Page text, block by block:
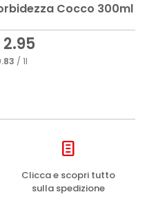
Cocco 300ml
2.95
/ 1l
Clicca e scopri tutto
sulla spedizione